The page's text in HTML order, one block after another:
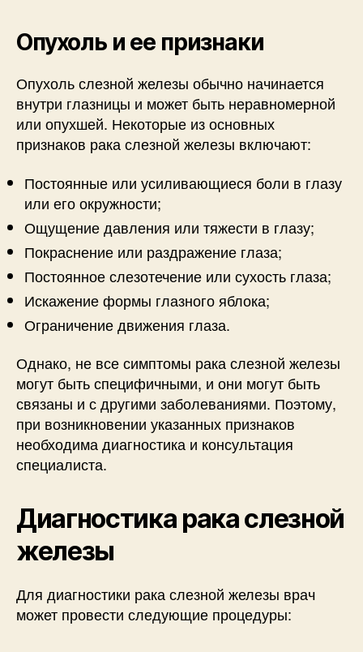
Опухоль и ее признаки
Опухоль слезной железы обычно начинается
внутри глазницы и может быть неравномерной
или опухшей. Некоторые из основных
признаков рака слезной железы включают:
Постоянные или усиливающиеся боли в глазу
или его окружности;
Ощущение давления или тяжести в глазу;
Покраснение или раздражение глаза;
Постоянное слезотечение или сухость глаза;
Искажение формы глазного яблока;
Ограничение движения глаза.
Однако, не все симптомы рака слезной железы
могут быть специфичными, и они могут быть
связаны и с другими заболеваниями. Поэтому,
при возникновении указанных признаков
необходима диагностика и консультация
специалиста.
Диагностика рака слезной
железы
Для диагностики рака слезной железы врач
может провести следующие процедуры: